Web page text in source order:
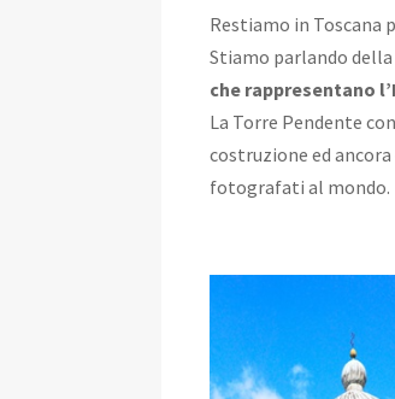
Restiamo in Toscana
Stiamo parlando della
che rappresentano
La Torre Pendente
costruzione ed
fotografati al mondo.